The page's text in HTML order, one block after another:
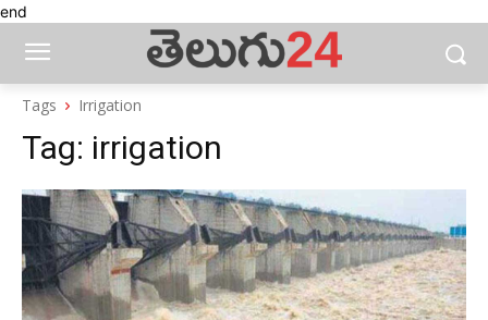
end
Tags Irrigation
Tag: irrigation